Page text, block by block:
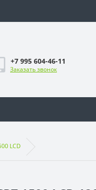
+7 995 604-46-11
Заказать звонок
LCD